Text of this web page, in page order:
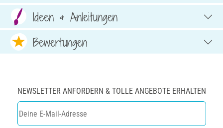
Ideen & Anleitungen
Bewertungen
NEWSLETTER ANFORDERN & TOLLE ANGEBOTE ERHALTEN